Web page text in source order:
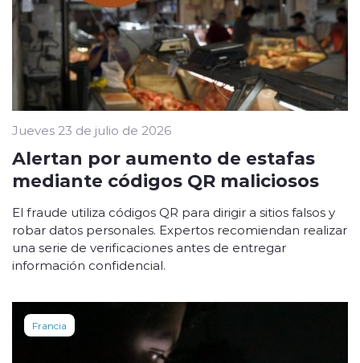
Jueves 23 de julio de 2026
Alertan por aumento de estafas
mediante códigos QR maliciosos
El fraude utiliza códigos QR para dirigir a sitios falsos y
robar datos personales. Expertos recomiendan realizar
una serie de verificaciones antes de entregar
información confidencial.
Francia